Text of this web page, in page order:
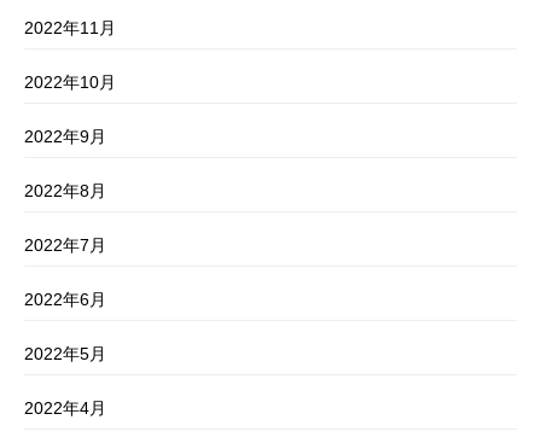
2022年11月
2022年10月
2022年9月
2022年8月
2022年7月
2022年6月
2022年5月
2022年4月